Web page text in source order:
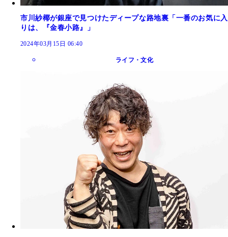
市川紗椰が銀座で見つけたディープな路地裏「一番のお気に入
りは、『金春小路』」
2024年03月15日 06:40
ライフ・文化